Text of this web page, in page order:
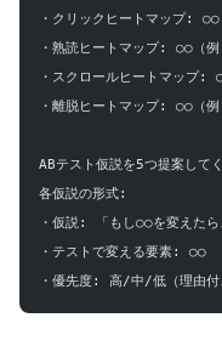
・クリックヒートマップ:
・熟読ヒートマップ: ○○（
・スクロールヒートマップ:
・離脱ヒートマップ: ○○（
ABテスト仮説を5つ提案してく
各仮説の形式:
・仮説: 「もし○○を変えたら
・テストで変える要素: ○○
・優先度: 高/中/低（理由付